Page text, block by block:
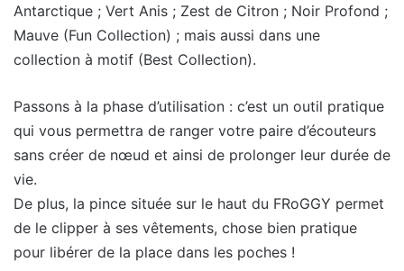
Antarctique ; Vert Anis ; Zest de Citron ; Noir Profond ;
Mauve (Fun Collection) ; mais aussi dans une
collection à motif (Best Collection).
Passons à la phase d’utilisation : c’est un outil pratique
qui vous permettra de ranger votre paire d’écouteurs
sans créer de nœud et ainsi de prolonger leur durée de
vie.
De plus, la pince située sur le haut du FRoGGY permet
de le clipper à ses vêtements, chose bien pratique
pour libérer de la place dans les poches !